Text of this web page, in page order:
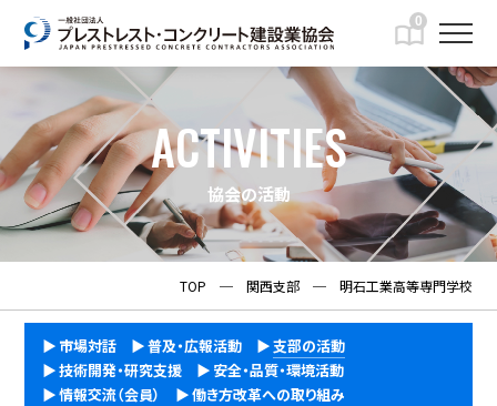
0
ACTIVITIES
協会の活動
TOP ─ 関西支部 ─ 明石工業高等専門学校
市場対話 普及・広報活動
支部の活動
技術開発・研究支援
安全・品質・環境活動
情報交流（会員）
働き方改革への取り組み